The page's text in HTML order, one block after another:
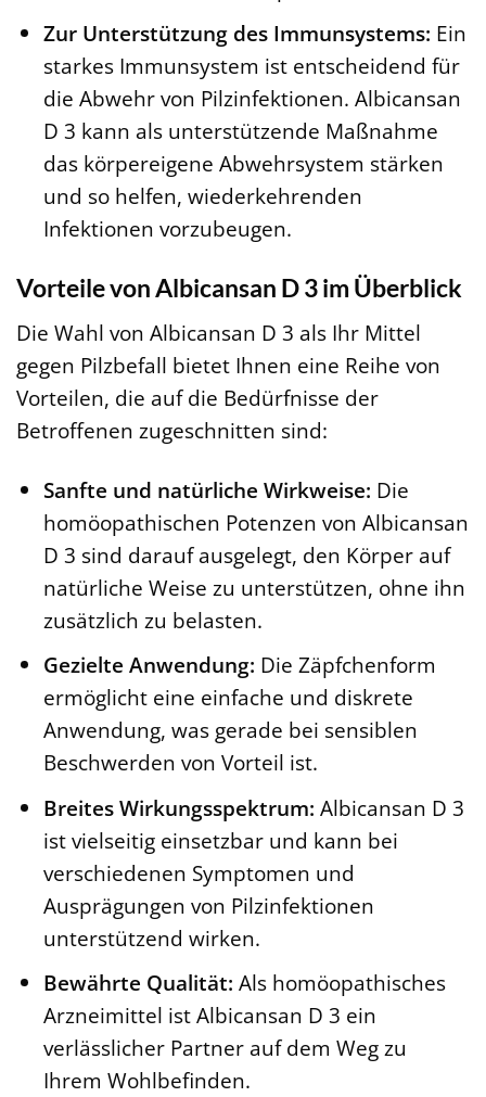
Zur Unterstützung des Immunsystems: Ein
starkes Immunsystem ist entscheidend für
die Abwehr von Pilzinfektionen. Albicansan
D 3 kann als unterstützende Maßnahme
das körpereigene Abwehrsystem stärken
und so helfen, wiederkehrenden
Infektionen vorzubeugen.
Vorteile von Albicansan D 3 im Überblick
Die Wahl von Albicansan D 3 als Ihr Mittel
gegen Pilzbefall bietet Ihnen eine Reihe von
Vorteilen, die auf die Bedürfnisse der
Betroffenen zugeschnitten sind:
Sanfte und natürliche Wirkweise: Die
homöopathischen Potenzen von Albicansan
D 3 sind darauf ausgelegt, den Körper auf
natürliche Weise zu unterstützen, ohne ihn
zusätzlich zu belasten.
Gezielte Anwendung: Die Zäpfchenform
ermöglicht eine einfache und diskrete
Anwendung, was gerade bei sensiblen
Beschwerden von Vorteil ist.
Breites Wirkungsspektrum: Albicansan D 3
ist vielseitig einsetzbar und kann bei
verschiedenen Symptomen und
Ausprägungen von Pilzinfektionen
unterstützend wirken.
Bewährte Qualität: Als homöopathisches
Arzneimittel ist Albicansan D 3 ein
verlässlicher Partner auf dem Weg zu
Ihrem Wohlbefinden.